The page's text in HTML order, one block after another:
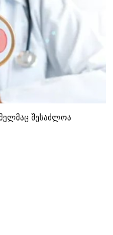
შესაძლოა